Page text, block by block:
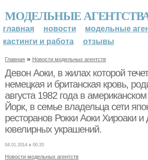
МОДЕЛЬНЫЕ
главная новости
модельные
кастинги и работа
отзывы
Главная » Новости модельных агентств
Девон Аоки, в жилах которой
немецкая и британская кровь,
августа 1982 года в
Йорк, в семье владельца сети
ресторанов Рокки Аоки Хироаки и
ювелирных украшений.
04.01.2014 в 00:20
Новости модельных агентств